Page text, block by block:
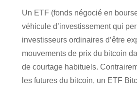
Un ETF (fonds négocié en
véhicule d’investissement qui
investisseurs ordinaires d’être
mouvements de prix du bitcoin
de courtage habituels.
les futures du bitcoin, un ETF